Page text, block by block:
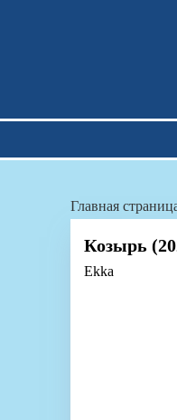
Главная
Козырь
Ekka